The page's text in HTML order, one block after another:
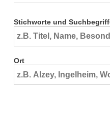
Stichworte und
Ort